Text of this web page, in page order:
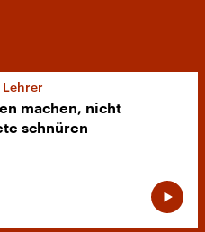
Lehrer
machen, nicht
schnüren